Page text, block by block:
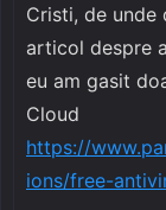
Cristi, de unde
articol despre
eu am gasit
Cloud
https://
ions/free-